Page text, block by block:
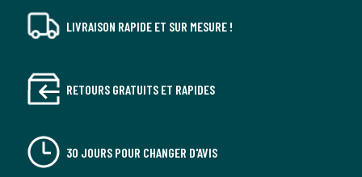
LIVRAISON RAPIDE ET SUR MESURE !
RETOURS GRATUITS ET RAPIDES
30 JOURS POUR CHANGER D'AVIS